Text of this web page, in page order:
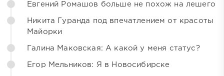
Евгений Ромашов больше не похож на лешего
Никита Гуранда под впечатлением от красоты
Майорки
Галина Маковская: А какой у меня статус?
Егор Мельников: Я в Новосибирске